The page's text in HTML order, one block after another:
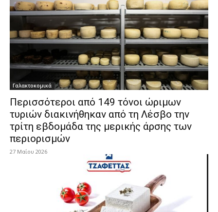
Γαλακτοκομικά
Περισσότεροι από 149 τόνοι ώριμων
τυριών διακινήθηκαν από τη Λέσβο την
τρίτη εβδομάδα της μερικής άρσης των
περιορισμών
27 Μαΐου 2026